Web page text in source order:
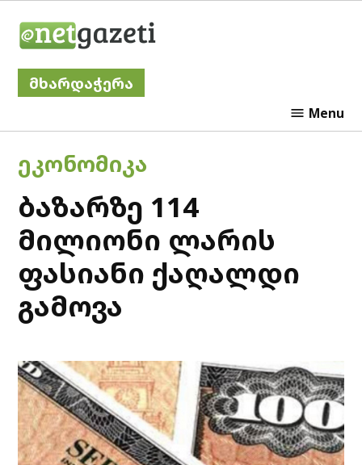
მხარდაჭერა
Menu
POSTED
IN
ᲔᲙᲝᲜᲝᲛᲘᲙᲐ
ბაზარზე 114
მილიონი ლარის
ფასიანი ქაღალდი
გამოვა